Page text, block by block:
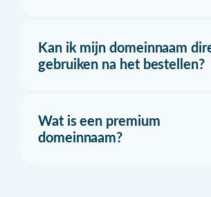
Kan ik mijn domeinnaam
gebruiken na het bestellen?
Wat is een premium
domeinnaam?